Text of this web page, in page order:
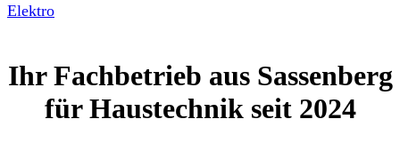
Elektro
Ihr Fachbetrieb aus Sassenberg
für Haustechnik seit 2024